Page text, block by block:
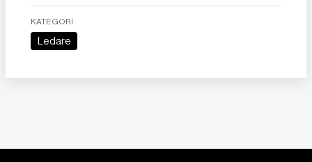
KATEGORI
Ledare